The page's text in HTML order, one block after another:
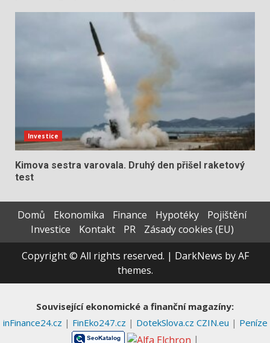
Investice
Kimova sestra varovala. Druhý den přišel raketový
test
Domů Ekonomika Finance Hypotéky
Pojištění
Investice
Kontakt PR
Zásady cookies (EU)
Copyright © All rights reserved. | DarkNews by AF
themes.
Související ekonomické a finanční magazíny:
inFinance24.cz | FinEko247.cz | DotekSlova.cz CZIN.eu | Peníze
|